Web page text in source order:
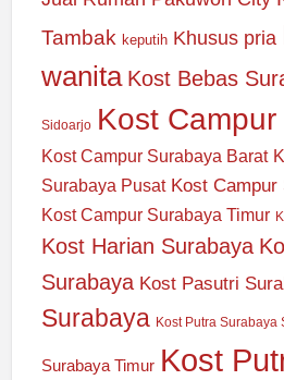
Tambak keputih Khusus pria
wanita Kost Bebas
Sidoarjo Kost
Kost Campur Surabaya Barat
Surabaya Pusat Kost
Kost Campur Surabaya Timur
Kost Harian Surabaya
Surabaya Kost Pasutri
Surabaya Kost Putra Surabaya
Surabaya Timur Kost